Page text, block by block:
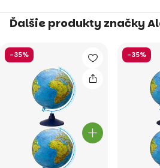
Ďalšie produkty značky
-35% -35%